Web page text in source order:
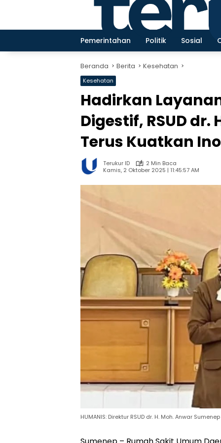
Pemerintahan Politik Sosial
Beranda Berita Kesehatan
Kesehatan
Hadirkan
Digestif, RSUD dr.
Terus Kuatkan
Terukur ID
2 Min Baca
Kamis, 2 Oktober 2025 | 11:45:57 AM
HUMANIS: Direktur RSUD dr. H. Moh. Anwar